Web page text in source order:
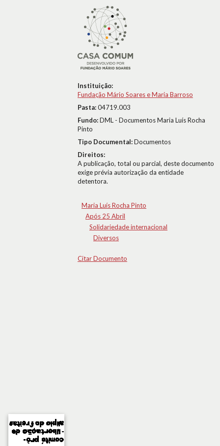
Instituição:
Fundação Mário Soares e Maria Barroso
Pasta:04719.003
Fundo:DML - Documentos Maria Luís Rocha
Pinto
Tipo Documental:Documentos
Direitos:
A publicação, total ou parcial, deste documento
exige prévia autorização da entidade
detentora.
Maria Luís Rocha Pinto
Após 25 Abril
Solidariedade internacional
Diversos
Citar Documento